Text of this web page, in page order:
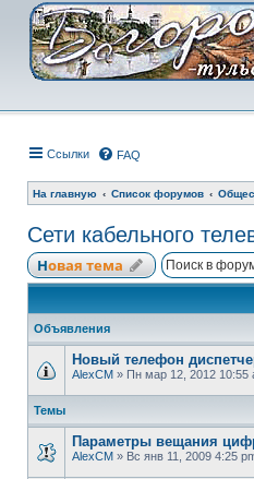
Ссылки FAQ
На главную Список форумов
Сети кабельного
Новая тема
Объявления
Новый телефон
AlexCM » Пн мар 12, 2012 10:55
Темы
Параметры вещания
AlexCM » Вс янв 11, 2009 4:25